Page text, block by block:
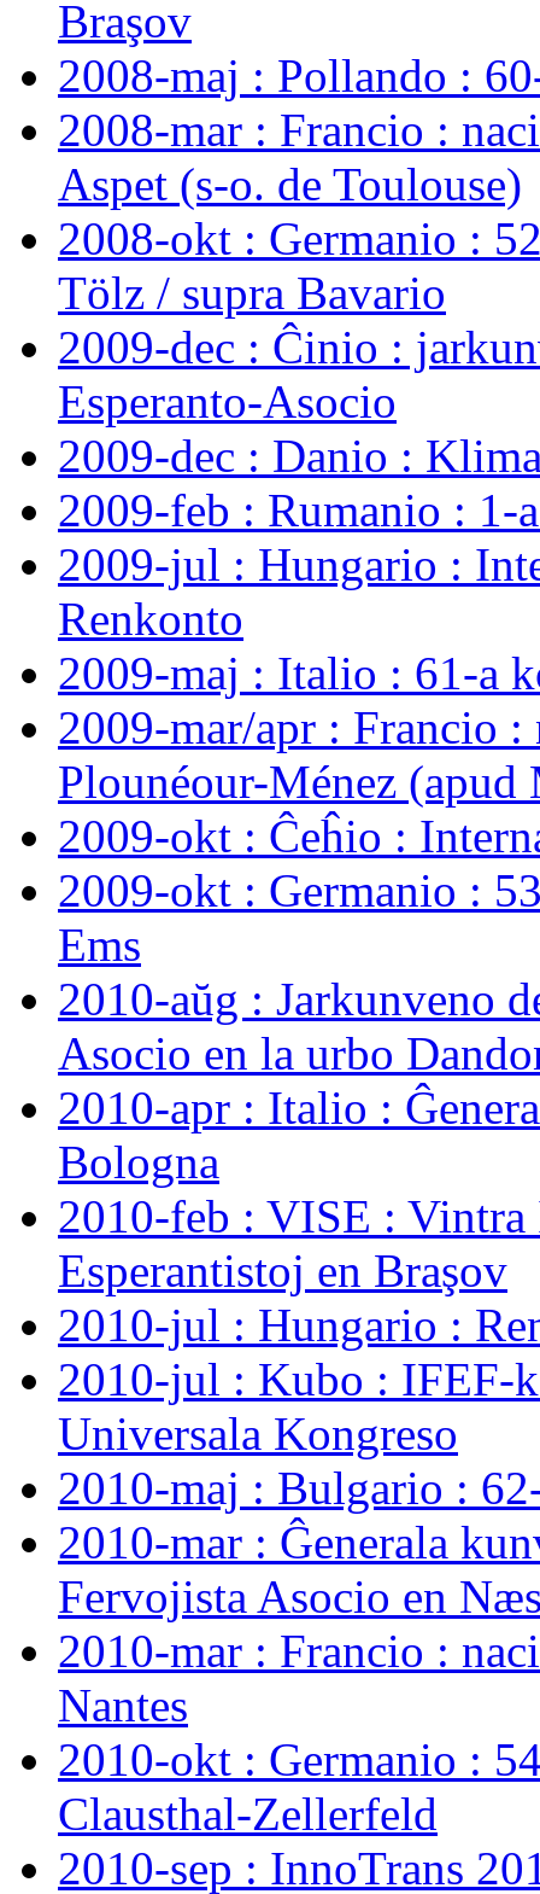
Braşov
2008-maj : Pollando :
2008-mar : Francio :
Aspet (s-o. de Toulouse)
2008-okt : Germanio :
Tölz / supra Bavario
2009-dec : Ĉinio :
Esperanto-Asocio
2009-dec : Danio :
2009-feb : Rumanio : 1-
2009-jul : Hungario :
Renkonto
2009-maj : Italio : 61-a
2009-mar/apr : Francio :
Plounéour-Ménez
2009-okt : Ĉeĥio :
2009-okt : Germanio :
Ems
2010-aŭg : Jarkunveno
Asocio en la urbo
2010-apr : Italio :
Bologna
2010-feb : VISE : Vintra
Esperantistoj en Braşov
2010-jul : Hungario :
2010-jul : Kubo : IFEF-
Universala Kongreso
2010-maj : Bulgario :
2010-mar : Ĝenerala
Fervojista Asocio en
2010-mar : Francio :
Nantes
2010-okt : Germanio :
Clausthal-Zellerfeld
2010-sep : InnoTrans